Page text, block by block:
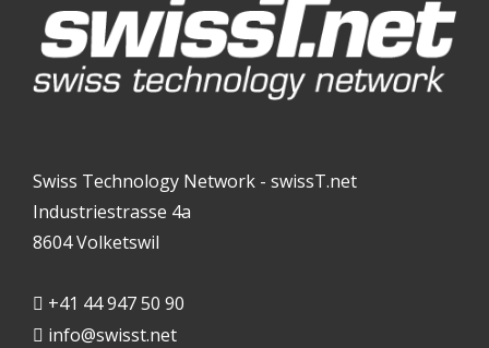
Swiss Technology Network - swissT.net
Industriestrasse 4a
8604 Volketswil
+41 44 947 50 90
info@swisst.net